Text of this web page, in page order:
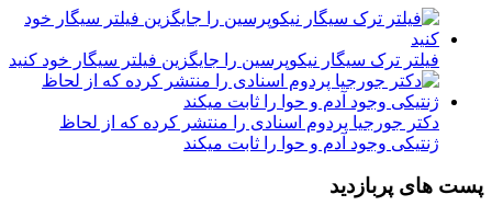
فیلتر ترک سیگار نیکوپرسین را جایگزین فیلتر سیگار خود کنید
دکتر جورجیا پردوم اسنادی را منتشر کرده که از لحاظ
ژنتیکی وجود آدم و حوا را ثابت میکند
پست های پربازدید